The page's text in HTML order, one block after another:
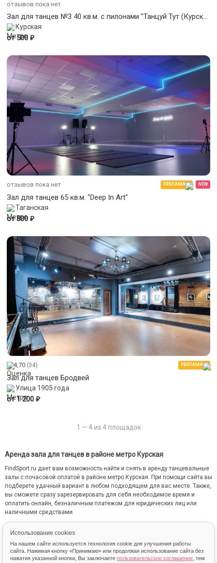
Использование cookies
На нашем сайте используется технология cookie для улучшения работы
сайта. Нажимая кнопку «Принимаю» или продолжая использование сайта без
нажатия указанной кнопки, Вы заключаете пользовательское соглашение , тем
отзывов пока нет
Зал для танцев №3 40 кв.м. с пилонами "Танцуй Тут (Курская)"
Курская
от 500 ₽
отзывов пока нет РЕКЛАМА NEW
Зал для танцев 65 кв.м. "Deep In Art"
Таганская
от 800 ₽
4,70 (34) РЕКЛАМА
Зал для танцев Бродвей
Улица 1905 года
от 1 200 ₽
1 — 4 из 4 площадок
Аренда зала для танцев в районе метро Курская
FindSport.ru дает вам возможность найти и снять в аренду танцевальные
залы с почасовой оплатой в районе метро Курская. При помощи сайта вы
подберете удачный вариант в любом подходящем для вас месте. Также,
вы сможете сразу зарезервировать для себя необходимое время и
оплатить онлайн, безналичным платежом для юридических лиц или
наличными средствами.
местоположения на карте до фотографий и стоимости занятий.